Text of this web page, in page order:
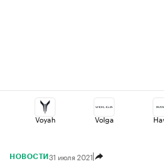
Voyah Volga
Omoda Lada
НОВОСТИ 31 июля 2021